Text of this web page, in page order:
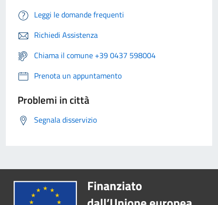
Leggi le domande frequenti
Richiedi Assistenza
Chiama il comune +39 0437 598004
Prenota un appuntamento
Problemi in città
Segnala disservizio